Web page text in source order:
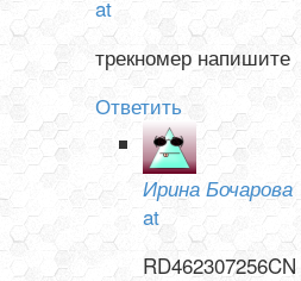
at
трекномер напишите
Ответить
Ирина Бочарова
at
RD462307256CN